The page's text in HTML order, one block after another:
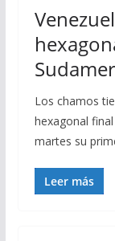
Los chamos
hexagonal
martes su
Leer más